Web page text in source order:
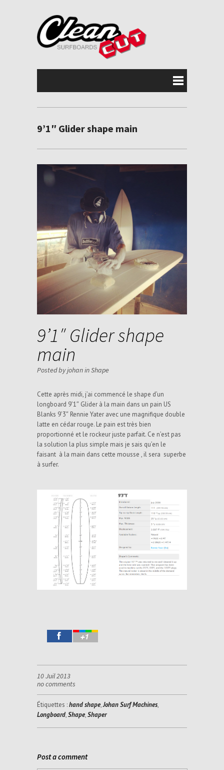
9’1″ Glider shape main
9’1″ Glider shape
main
Posted by johan inShape
Cette après midi, j’ai commencé le shape d’un
longboard 9’1″ Glider à la main dans un pain US
Blanks 9’3″ Rennie Yater avec une magnifique double
latte en cédar rouge. Le pain est très bien
proportionné et le rockeur juste parfait. Ce n’est pas
la solution la plus simple mais je sais qu’en le
faisant à la main dans cette mousse , il sera superbe
à surfer.
10 Juil 2013
no comments
Étiquettes :hand shape,Johan Surf Machines,
Longboard,Shape,Shaper
Post a comment